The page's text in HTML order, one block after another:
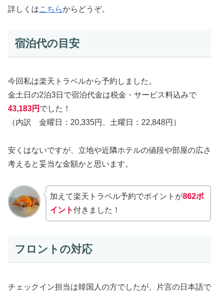
詳しくはこちらからどうぞ。
宿泊代の目安
今回私は楽天トラベルから予約しました。
金土日の2泊3日で宿泊代金は税金・サービス料込みで
43,183円 でした！
（内訳 金曜日：20,335円、土曜日：22,848円）
安くはないですが、立地や近隣ホテルの値段や部屋の広さ
考えると妥当な金額かと思います。
加えて楽天トラベル予約でポイントが862ポ
イント付きました！
フロントの対応
チェックイン担当は韓国人の方でしたが、片言の日本語で